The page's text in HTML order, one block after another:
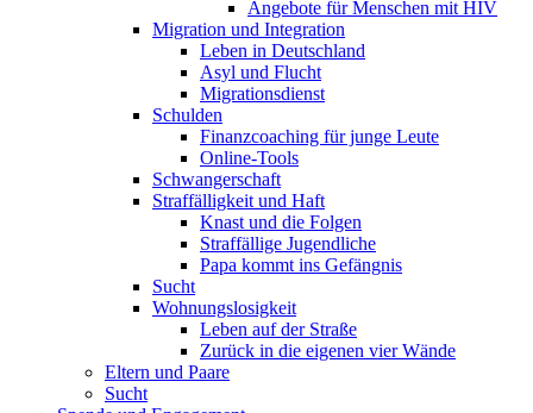
Angebote für Menschen mit HIV
Migration und Integration
Leben in Deutschland
Asyl und Flucht
Migrationsdienst
Schulden
Finanzcoaching für junge Leute
Online-Tools
Schwangerschaft
Straffälligkeit und Haft
Knast und die Folgen
Straffällige Jugendliche
Papa kommt ins Gefängnis
Sucht
Wohnungslosigkeit
Leben auf der Straße
Zurück in die eigenen vier Wände
Eltern und Paare
Sucht